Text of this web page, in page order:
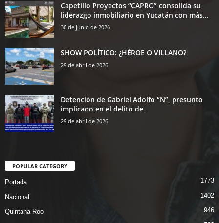
Capetillo Proyectos “CAPRO” consolida su
liderazgo inmobiliario en Yucatán con más...
30 de junio de 2026
SHOW POLÍTICO: ¿HÉROE O VILLANO?
29 de abril de 2026
Detención de Gabriel Adolfo “N”, presunto
implicado en el delito de...
29 de abril de 2026
POPULAR CATEGORY
Portada 1773
Nacional 1402
Quintana Roo 946